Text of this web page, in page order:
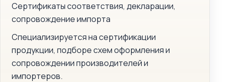
Сертификаты соответствия, декларации,
сопровождение импорта
Специализируется на сертификации
продукции, подборе схем оформления и
сопровождении производителей и
импортеров.